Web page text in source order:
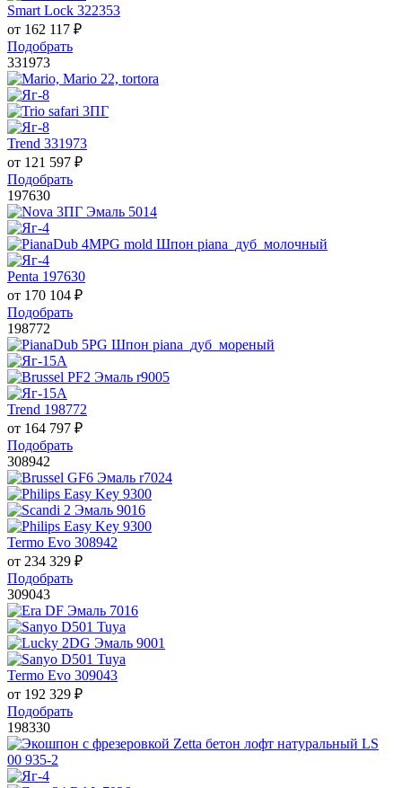
Smart Lock 322353
от 162 117 ₽
Подобрать
331973
Trend 331973
от 121 597 ₽
Подобрать
197630
Penta 197630
от 170 104 ₽
Подобрать
198772
Trend 198772
от 164 797 ₽
Подобрать
308942
Termo Evo 308942
от 234 329 ₽
Подобрать
309043
Termo Evo 309043
от 192 329 ₽
Подобрать
198330